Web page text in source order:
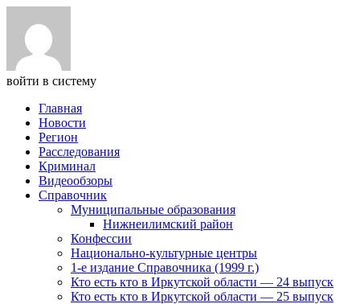
войти в систему
Главная
Новости
Регион
Расследования
Криминал
Видеообзоры
Справочник
Муниципальные образования
Нижнеилимский район
Конфессии
Национально-культурные центры
1-е издание Справочника (1999 г.)
Кто есть кто в Иркутской области — 24 выпуск
Кто есть кто в Иркутской области — 25 выпуск